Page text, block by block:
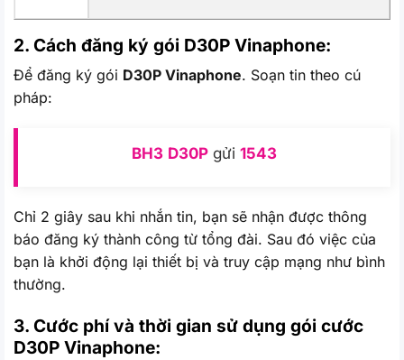
2. Cách đăng ký gói D30P Vinaphone:
Để đăng ký gói D30P Vinaphone. Soạn tin theo cú
pháp:
BH3 D30P gửi 1543
Chỉ 2 giây sau khi nhắn tin, bạn sẽ nhận được thông
báo đăng ký thành công từ tổng đài. Sau đó việc của
bạn là khởi động lại thiết bị và truy cập mạng như bình
thường.
3. Cước phí và thời gian sử dụng gói cước
D30P Vinaphone: